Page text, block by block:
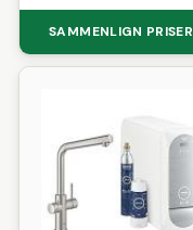
SAMMENLIGN PRISER